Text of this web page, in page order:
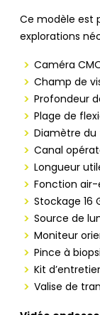
Ce modèle est
explorations
Caméra
Champ de
Profondeur
Plage de
Diamètre du
Canal
Longueur
Fonction air-
Stockage 16
Source de
Moniteur
Pince à
Kit
Valise de